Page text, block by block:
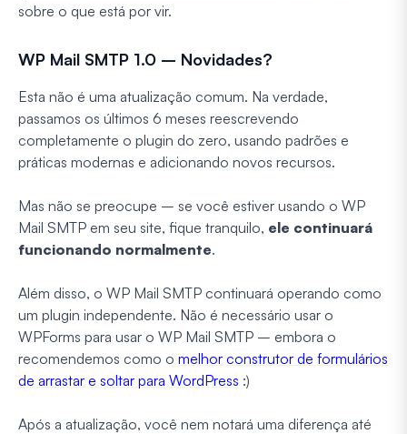
sobre o que está por vir.
WP Mail SMTP 1.0 – Novidades?
Esta não é uma atualização comum. Na verdade,
passamos os últimos 6 meses reescrevendo
completamente o plugin do zero, usando padrões e
práticas modernas e adicionando novos recursos.
Mas não se preocupe – se você estiver usando o WP
Mail SMTP em seu site, fique tranquilo, ele continuará
funcionando normalmente.
Além disso, o WP Mail SMTP continuará operando como
um plugin independente. Não é necessário usar o
WPForms para usar o WP Mail SMTP – embora o
recomendemos como o melhor construtor de formulários
de arrastar e soltar para WordPress :)
Após a atualização, você nem notará uma diferença até